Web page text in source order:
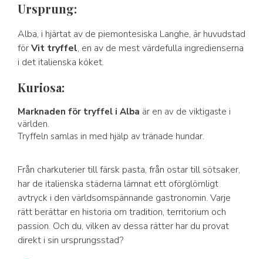
Ursprung:
Alba, i hjärtat av de piemontesiska Langhe, är huvudstad
förVit tryffel, en av de mest värdefulla ingredienserna
i det italienska köket.
Kuriosa:
Marknaden för tryffel i Alba är en av de viktigaste i
världen.
Tryffeln samlas in med hjälp av tränade hundar.
Från charkuterier till färsk pasta, från ostar till sötsaker,
har de italienska städerna lämnat ett oförglömligt
avtryck i den världsomspännande gastronomin. Varje
rätt berättar en historia om tradition, territorium och
passion. Och du, vilken av dessa rätter har du provat
direkt i sin ursprungsstad?